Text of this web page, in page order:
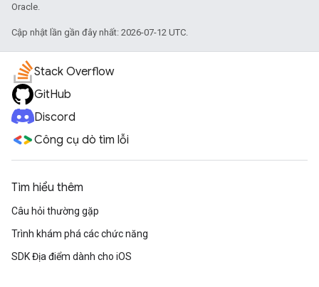
Oracle.
Cập nhật lần gần đây nhất: 2026-07-12 UTC.
Stack Overflow
GitHub
Discord
Công cụ dò tìm lỗi
Tìm hiểu thêm
Câu hỏi thường gặp
Trình khám phá các chức năng
SDK Địa điểm dành cho iOS